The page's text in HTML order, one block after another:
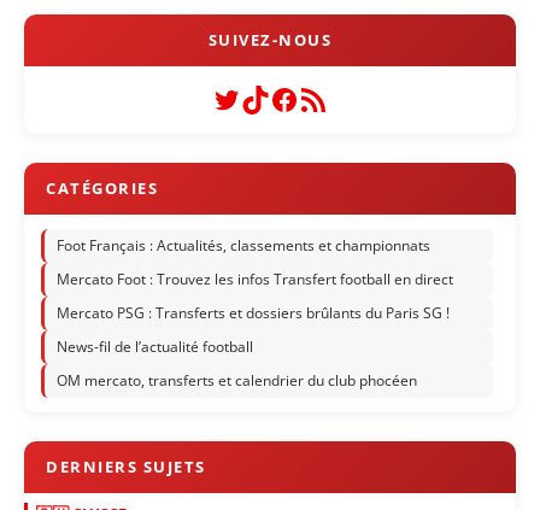
Twitter
TikTok
Facebook
Flux RSS
Foot Français : Actualités, classements et championnats
Mercato Foot : Trouvez les infos Transfert football en direct
Mercato PSG : Transferts et dossiers brûlants du Paris SG !
News-fil de l’actualité football
OM mercato, transferts et calendrier du club phocéen